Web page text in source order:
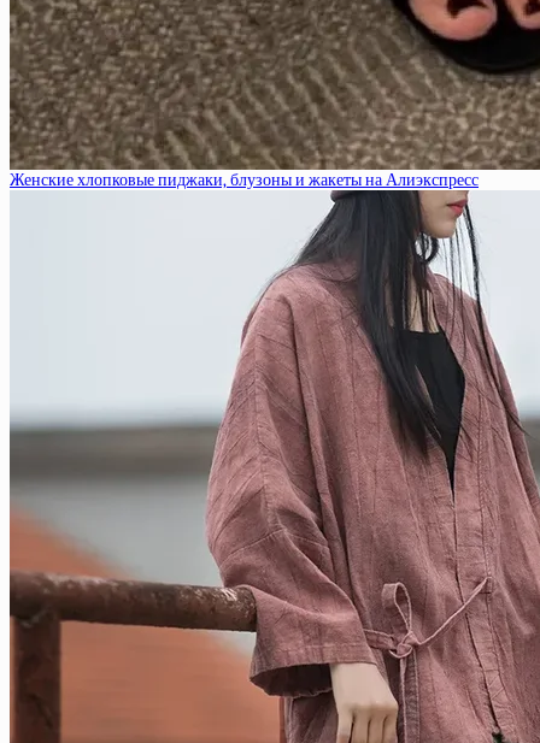
Женские хлопковые пиджаки, блузоны и жакеты на Алиэкспресс